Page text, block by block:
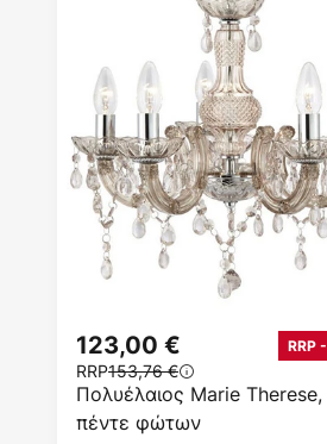
Πολυέλαιος Marie
πέντε φώτων
123,00 € RRP
RRP153,76 €